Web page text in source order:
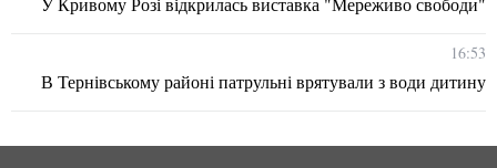
16:53
В Тернівському районі патрульні врятували з води дитину